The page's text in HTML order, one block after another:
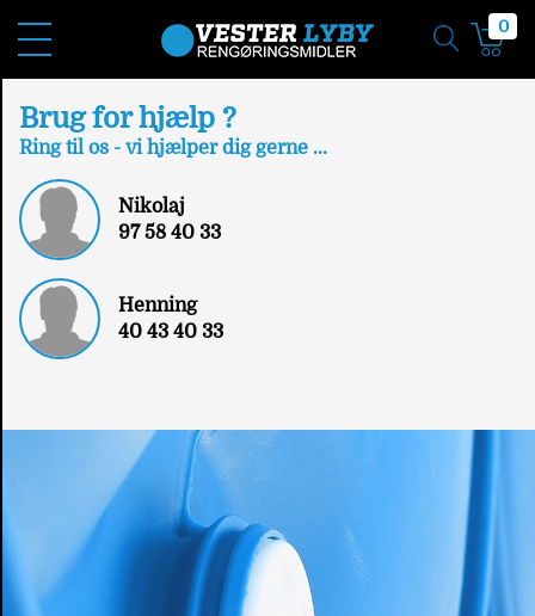
0
Brug for hjælp ?
Ring til os - vi hjælper dig gerne ...
Nikolaj
97 58 40 33
Henning
40 43 40 33